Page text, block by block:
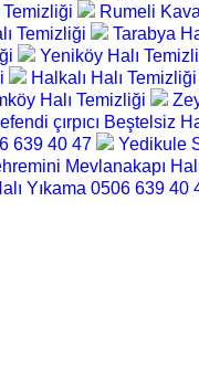
Temizliği Rumeli
Temizliği Tarabya
Yeniköy Halı
Halkalı Halı Temizliği
Halı Temizliği
çırpıcı Beştelsiz
639 40 47
Yedikule
Mevlanakapı
Yıkama 0506 639 40